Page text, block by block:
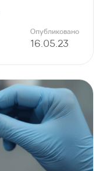
Опубликовано
16.05.23